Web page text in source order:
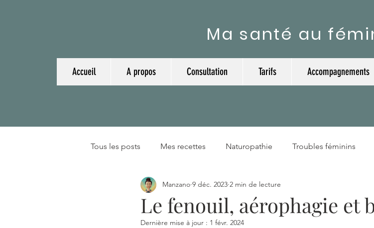
Ma santé au
Accueil A propos Consultation Tarifs Accompagnements
Tous les posts Mes recettes Naturopathie Troubles féminins
Plantes et huiles essentielles
Le fenouil, aérophagie et
Manzano 9 déc. 2023 2 min de lecture
Dernière mise à jour : 1 févr. 2024